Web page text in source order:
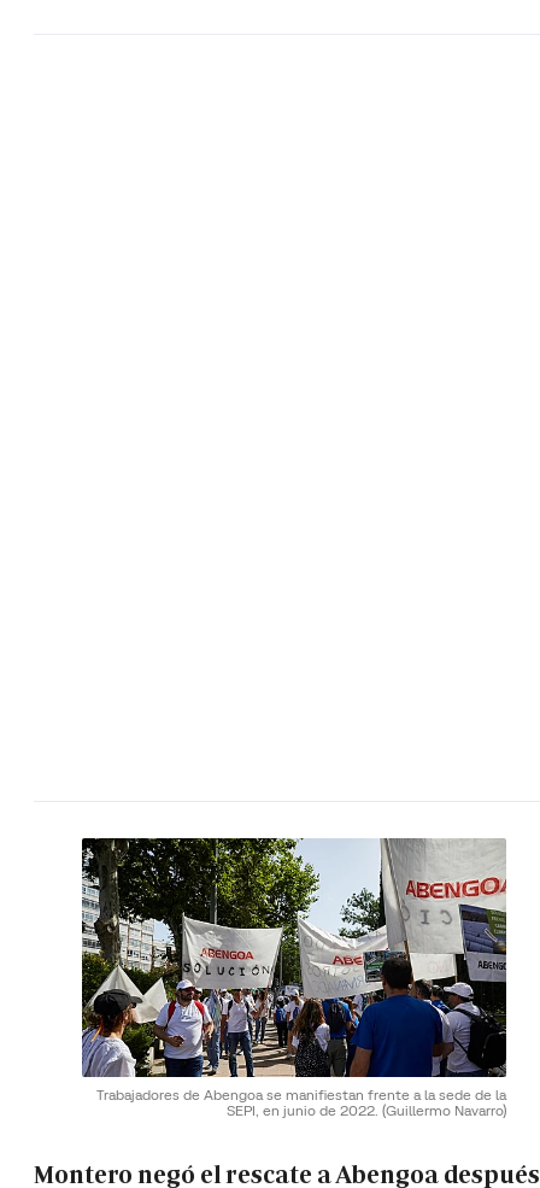
Trabajadores de Abengoa se manifiestan frente a la sede de la
SEPI, en junio de 2022. (Guillermo Navarro)
Montero negó el rescate a Abengoa después